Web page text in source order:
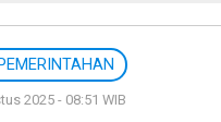
2025 - 08:51 WIB